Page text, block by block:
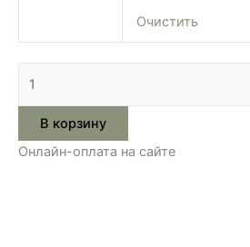
Очистить
В корзину
Онлайн-оплата на сайте